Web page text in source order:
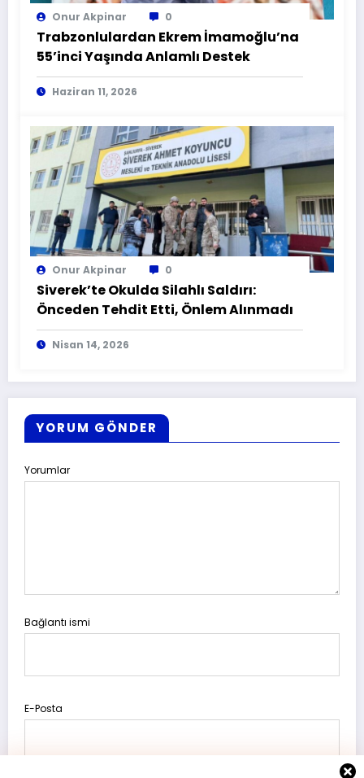
Onur Akpinar 0
Trabzonlulardan Ekrem İmamoğlu’na
55’inci Yaşında Anlamlı Destek
Haziran 11, 2026
Onur Akpinar 0
Siverek’te Okulda Silahlı Saldırı:
Önceden Tehdit Etti, Önlem Alınmadı
Nisan 14, 2026
YORUM GÖNDER
Yorumlar
Bağlantı ismi
E-Posta